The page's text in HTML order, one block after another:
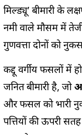
मिल्ड्यू’ बीमारी के
नमी वाले मौसम में
गुणवत्ता दोनों को
कद्दू वर्गीय फसलों में
जनित बीमारी है, जो
और फसल को भारी
पत्तियों की ऊपरी